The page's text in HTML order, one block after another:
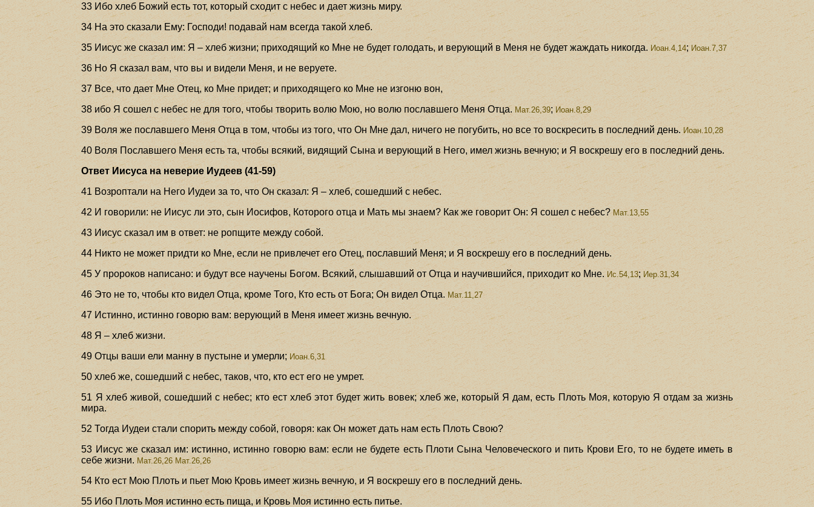
33 Ибо хлеб Божий есть тот, который сходит с небес и дает жизнь миру.
34 На это сказали Ему: Господи! подавай нам всегда такой хлеб.
35 Иисус же сказал им: Я – хлеб жизни; приходящий ко Мне не будет голодать, и верующий в Меня не будет жаждать никогда. Иоан.4,14; Иоан.7,37
36 Но Я сказал вам, что вы и видели Меня, и не веруете.
37 Все, что дает Мне Отец, ко Мне придет; и приходящего ко Мне не изгоню вон,
38 ибо Я сошел с небес не для того, чтобы творить волю Мою, но волю пославшего Меня Отца. Мат.26,39;Иоан.8,29
39 Воля же пославшего Меня Отца в том, чтобы из того, что Он Мне дал, ничего не погубить, но все то воскресить в последний день. Иоан.10,28
40 Воля Пославшего Меня есть та, чтобы всякий, видящий Сына и верующий в Него, имел жизнь вечную; и Я воскрешу его в последний день.
Ответ Иисуса на неверие Иудеев (41-59)
41 Возроптали на Него Иудеи за то, что Он сказал: Я – хлеб, сошедший с небес.
42 И говорили: не Иисус ли это, сын Иосифов, Которого отца и Мать мы знаем? Как же говорит Он: Я сошел с небес?Мат.13,55
43 Иисус сказал им в ответ: не ропщите между собой.
44 Никто не может придти ко Мне, если не привлечет его Отец, пославший Меня; и Я воскрешу его в последний день.
45 У пророков написано: и будут все научены Богом. Всякий, слышавший от Отца и научившийся, приходит ко Мне.Ис.54,13; Иер.31,34
46 Это не то, чтобы кто видел Отца, кроме Того, Кто есть от Бога; Он видел Отца. Мат.11,27
47 Истинно, истинно говорю вам: верующий в Меня имеет жизнь вечную.
48 Я – хлеб жизни.
49 Отцы ваши ели манну в пустыне и умерли; Иоан.6,31
50 хлеб же, сошедший с небес, таков, что, кто ест его не умрет.
51 Я хлеб живой, сошедший с небес; кто ест хлеб этот будет жить вовек; хлеб же, который Я дам, есть Плоть Моя, которую Я отдам за жизнь
мира.
52 Тогда Иудеи стали спорить между собой, говоря: как Он может дать нам есть Плоть Свою?
53 Иисус же сказал им: истинно, истинно говорю вам: если не будете есть Плоти Сына Человеческого и пить Крови Его, то не будете иметь в
себе жизни. Мат.26,26 Мат.26,26
54 Кто ест Мою Плоть и пьет Мою Кровь имеет жизнь вечную, и Я воскрешу его в последний день.
55 Ибо Плоть Моя истинно есть пища, и Кровь Моя истинно есть питье.